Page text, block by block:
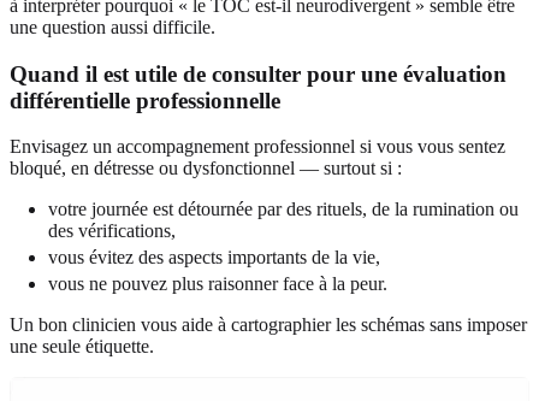
à interpréter pourquoi « le TOC est-il neurodivergent » semble être
une question aussi difficile.
Quand il est utile de consulter pour une évaluation
différentielle professionnelle
Envisagez un accompagnement professionnel si vous vous sentez
bloqué, en détresse ou dysfonctionnel — surtout si :
votre journée est détournée par des rituels, de la rumination ou
des vérifications,
vous évitez des aspects importants de la vie,
vous ne pouvez plus raisonner face à la peur.
Un bon clinicien vous aide à cartographier les schémas sans imposer
une seule étiquette.